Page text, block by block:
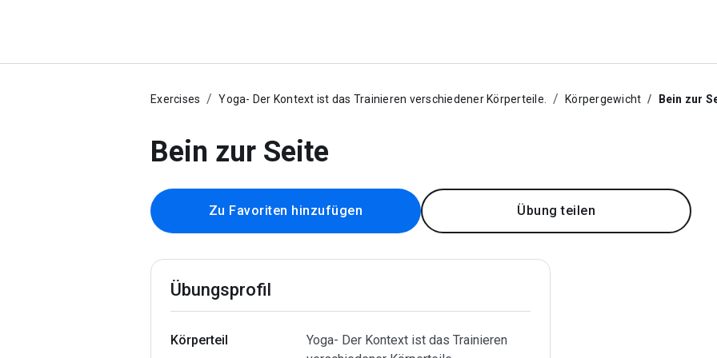
Exercises Yoga- Der Kontext ist das Trainieren verschiedener Körperteile. Körpergewicht Bein zur
Bein zur Seite
Zu Favoriten hinzufügen Übung teilen
Übungsprofil
Körperteil
Yoga- Der Kontext ist das Trainieren